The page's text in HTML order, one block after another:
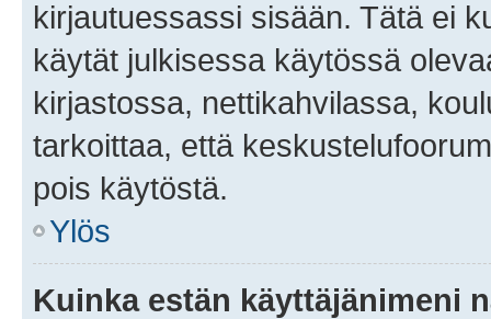
kirjautuessassi sisään. Tätä ei
käytät julkisessa käytössä
kirjastossa, nettikahvilassa,
tarkoittaa, että
pois käytöstä.
Ylös
Kuinka estän käyttäjänimeni